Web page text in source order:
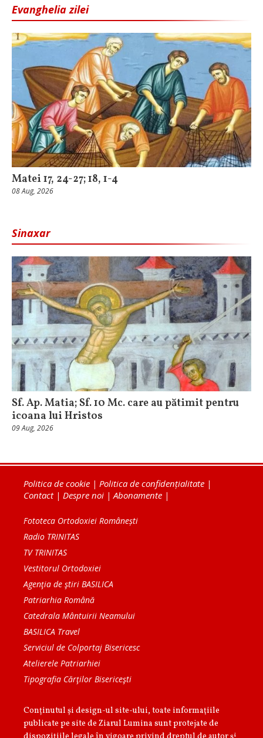
Evanghelia zilei
Matei 17, 24-27; 18, 1-4
08 Aug, 2026
Sinaxar
Sf. Ap. Matia; Sf. 10 Mc. care au pătimit pentru
icoana lui Hristos
09 Aug, 2026
Politica de cookie | Politica de confidențialitate |
Contact| Despre noi | Abonamente |
Fototeca Ortodoxiei Românești
Radio TRINITAS
TV TRINITAS
Vestitorul Ortodoxiei
Agenţia de ştiri BASILICA
Patriarhia Română
Catedrala Mântuirii Neamului
BASILICA Travel
Serviciul de Colportaj Bisericesc
Atelierele Patriarhiei
Tipografia Cărţilor Bisericeşti
Conținutul și design-ul site-ului, toate informaţiile
publicate pe site de Ziarul Lumina sunt protejate de